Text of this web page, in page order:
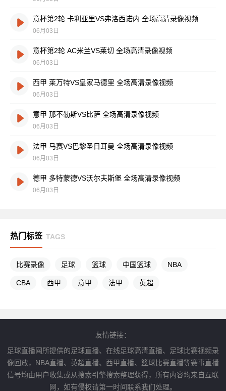
意杯第2轮 卡利亚里VS弗洛西诺内 全场高清录像视频
06月03日
意杯第2轮 AC米兰VS莱切 全场高清录像视频
06月03日
西甲 莱万特VS皇家马德里 全场高清录像视频
06月03日
意甲 那不勒斯VS比萨 全场高清录像视频
06月03日
法甲 马赛VS巴黎圣日耳曼 全场高清录像视频
06月03日
德甲 多特蒙德VS沃尔夫斯堡 全场高清录像视频
06月03日
热门标签 TAGS
比赛录像 足球 篮球 中国篮球 NBA
CBA 西甲 意甲 法甲 英超
友情链接：
足球直播网所提供的足球直播、在线足球高清直播、足球比赛视频录
像回放，NBA直播、英超直播、西甲直播、篮球比赛直播等赛事直播
信号均由用户收集或从搜索引擎搜索整理获得，所有内容均来自互联
网，如有侵权请第一时间联系我们处理。